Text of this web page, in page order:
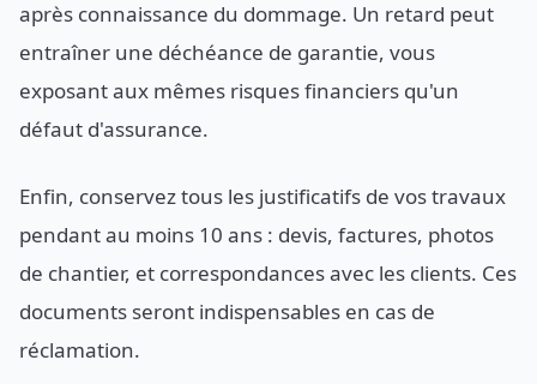
après connaissance du dommage. Un retard peut
entraîner une déchéance de garantie, vous
exposant aux mêmes risques financiers qu'un
défaut d'assurance.
Enfin, conservez tous les justificatifs de vos travaux
pendant au moins 10 ans : devis, factures, photos
de chantier, et correspondances avec les clients. Ces
documents seront indispensables en cas de
réclamation.